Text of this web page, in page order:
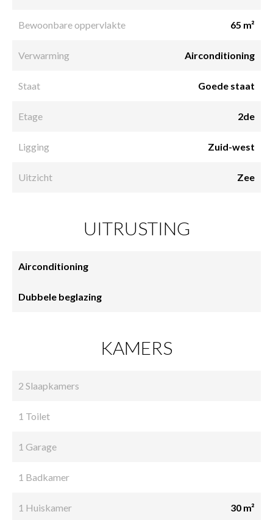
Bewoonbare oppervlakte 65 m²
Verwarming Airconditioning
Staat Goede staat
Etage 2de
Ligging Zuid-west
Uitzicht Zee
UITRUSTING
Airconditioning
Dubbele beglazing
KAMERS
2 Slaapkamers
1 Toilet
1 Garage
1 Badkamer
1 Huiskamer 30 m²